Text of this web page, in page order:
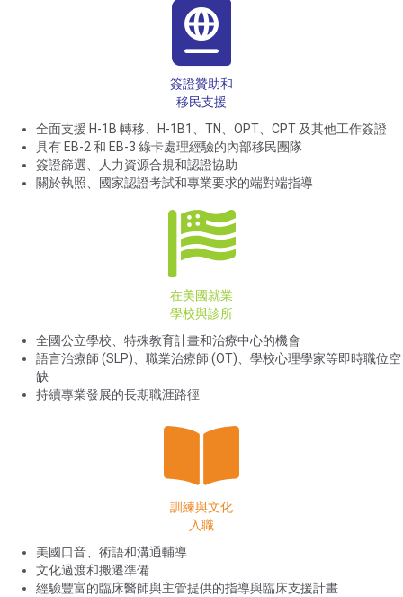
簽證贊助和
移民支援
全面支援 H-1B 轉移、H-1B1、TN、OPT、CPT 及其他工作簽證
具有 EB-2 和 EB-3 綠卡處理經驗的內部移民團隊
簽證篩選、人力資源合規和認證協助
關於執照、國家認證考試和專業要求的端對端指導
在美國就業
學校與診所
全國公立學校、特殊教育計畫和治療中心的機會
語言治療師 (SLP)、職業治療師 (OT)、學校心理學家等即時職位空
缺
持續專業發展的長期職涯路徑
訓練與文化
入職
美國口音、術語和溝通輔導
文化過渡和搬遷準備
經驗豐富的臨床醫師與主管提供的指導與臨床支援計畫